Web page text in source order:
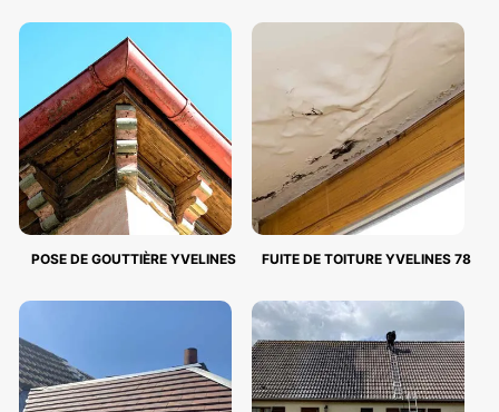
POSE DE GOUTTIÈRE YVELINES FUITE DE TOITURE YVELINES 78